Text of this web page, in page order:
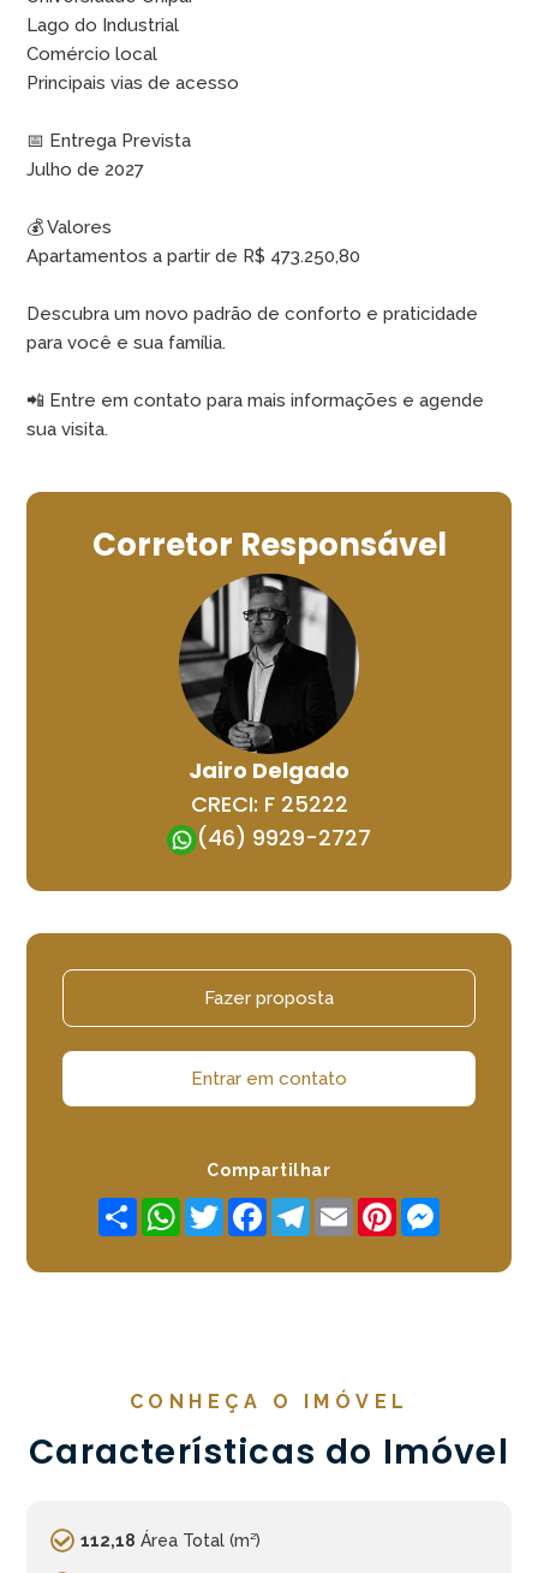
Lago do Industrial
Comércio local
Principais vias de acesso
📅 Entrega Prevista
Julho de 2027
💰 Valores
Apartamentos a partir de R$ 473.250,80
Descubra um novo padrão de conforto e praticidade
para você e sua família.
📲 Entre em contato para mais informações e agende
sua visita.
Corretor Responsável
Jairo Delgado
CRECI: F 25222
(46) 9929-2727
Fazer proposta
Entrar em contato
Compartilhar
Share WhatsApp
TwitterFacebookTelegram
Email Pinterest
CONHEÇA O IMÓVEL
Características do Imóvel
112,18 Área Total (m²)